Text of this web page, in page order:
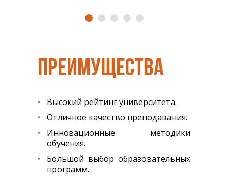
ПРЕИМУЩЕСТВА
Высокий рейтинг университета.
Отличное качество преподавания.
Инновационные методики
обучения.
Большой выбор образовательных
программ.